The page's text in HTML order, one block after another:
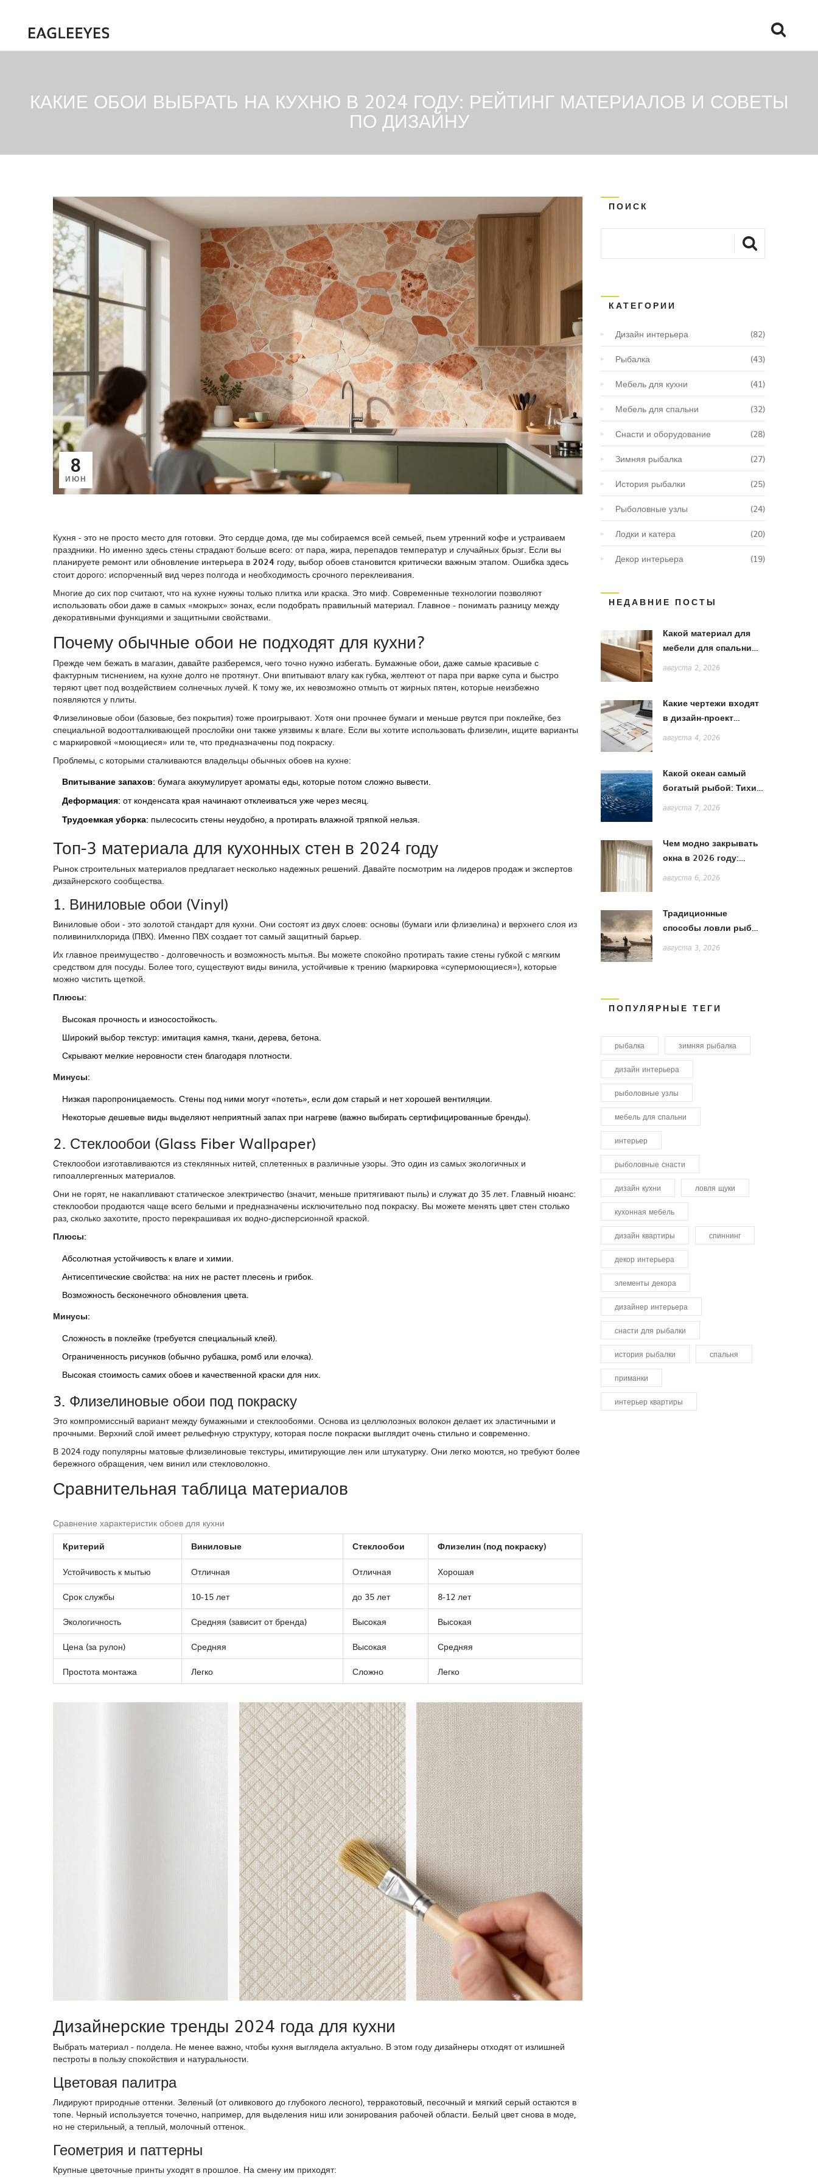
КАКИЕ ОБОИ ВЫБРАТЬ НА КУХНЮ В 2024 ГОДУ: РЕЙТИНГ МАТЕРИАЛОВ И СОВЕТЫ
ПО ДИЗАЙНУ
8
ИЮН
Кухня - это не просто место для готовки. Это сердце дома, где мы собираемся всей семьей, пьем утренний кофе и устраиваем
праздники. Но именно здесь стены страдают больше всего: от пара, жира, перепадов температур и случайных брызг. Если вы
планируете ремонт или обновление интерьера в 2024 году, выбор обоев становится критически важным этапом. Ошибка здесь
стоит дорого: испорченный вид через полгода и необходимость срочного переклеивания.
Многие до сих пор считают, что на кухне нужны только плитка или краска. Это миф. Современные технологии позволяют
использовать обои даже в самых «мокрых» зонах, если подобрать правильный материал. Главное - понимать разницу между
декоративными функциями и защитными свойствами.
Почему обычные обои не подходят для кухни?
Прежде чем бежать в магазин, давайте разберемся, чего точно нужно избегать. Бумажные обои, даже самые красивые с
фактурным тиснением, на кухне долго не протянут. Они впитывают влагу как губка, желтеют от пара при варке супа и быстро
теряют цвет под воздействием солнечных лучей. К тому же, их невозможно отмыть от жирных пятен, которые неизбежно
появляются у плиты.
Флизелиновые обои (базовые, без покрытия) тоже проигрывают. Хотя они прочнее бумаги и меньше рвутся при поклейке, без
специальной водоотталкивающей прослойки они также уязвимы к влаге. Если вы хотите использовать флизелин, ищите варианты
с маркировкой «моющиеся» или те, что предназначены под покраску.
Проблемы, с которыми сталкиваются владельцы обычных обоев на кухне:
Впитывание запахов: бумага аккумулирует ароматы еды, которые потом сложно вывести.
Деформация: от конденсата края начинают отклеиваться уже через месяц.
Трудоемкая уборка: пылесосить стены неудобно, а протирать влажной тряпкой нельзя.
Топ-3 материала для кухонных стен в 2024 году
Рынок строительных материалов предлагает несколько надежных решений. Давайте посмотрим на лидеров продаж и экспертов
дизайнерского сообщества.
1. Виниловые обои (Vinyl)
Виниловые обои - это золотой стандарт для кухни. Они состоят из двух слоев: основы (бумаги или флизелина) и верхнего слоя из
поливинилхлорида (ПВХ). Именно ПВХ создает тот самый защитный барьер.
Их главное преимущество - долговечность и возможность мытья. Вы можете спокойно протирать такие стены губкой с мягким
средством для посуды. Более того, существуют виды винила, устойчивые к трению (маркировка «супермоющиеся»), которые
можно чистить щеткой.
Плюсы:
Высокая прочность и износостойкость.
Широкий выбор текстур: имитация камня, ткани, дерева, бетона.
Скрывают мелкие неровности стен благодаря плотности.
Минусы:
Низкая паропроницаемость. Стены под ними могут «потеть», если дом старый и нет хорошей вентиляции.
Некоторые дешевые виды выделяют неприятный запах при нагреве (важно выбирать сертифицированные бренды).
2. Стеклообои (Glass Fiber Wallpaper)
Стеклообои изготавливаются из стеклянных нитей, сплетенных в различные узоры. Это один из самых экологичных и
гипоаллергенных материалов.
Они не горят, не накапливают статическое электричество (значит, меньше притягивают пыль) и служат до 35 лет. Главный нюанс:
стеклообои продаются чаще всего белыми и предназначены исключительно под покраску. Вы можете менять цвет стен столько
раз, сколько захотите, просто перекрашивая их водно-дисперсионной краской.
Плюсы:
Абсолютная устойчивость к влаге и химии.
Антисептические свойства: на них не растет плесень и грибок.
Возможность бесконечного обновления цвета.
Минусы:
Сложность в поклейке (требуется специальный клей).
Ограниченность рисунков (обычно рубашка, ромб или елочка).
Высокая стоимость самих обоев и качественной краски для них.
3. Флизелиновые обои под покраску
Это компромиссный вариант между бумажными и стеклообоями. Основа из целлюлозных волокон делает их эластичными и
прочными. Верхний слой имеет рельефную структуру, которая после покраски выглядит очень стильно и современно.
В 2024 году популярны матовые флизелиновые текстуры, имитирующие лен или штукатурку. Они легко моются, но требуют более
бережного обращения, чем винил или стекловолокно.
Сравнительная таблица материалов
Сравнение характеристик обоев для кухни
Критерий Виниловые Стеклообои Флизелин (под покраску)
Устойчивость к мытью Отличная Отличная Хорошая
Срок службы 10-15 лет до 35 лет 8-12 лет
Экологичность Средняя (зависит от бренда) Высокая Высокая
Цена (за рулон) Средняя Высокая Средняя
Простота монтажа Легко Сложно Легко
Дизайнерские тренды 2024 года для кухни
Выбрать материал - полдела. Не менее важно, чтобы кухня выглядела актуально. В этом году дизайнеры отходят от излишней
пестроты в пользу спокойствия и натуральности.
Цветовая палитра
Лидируют природные оттенки. Зеленый (от оливкового до глубокого лесного), терракотовый, песочный и мягкий серый остаются в
топе. Черный используется точечно, например, для выделения ниш или зонирования рабочей области. Белый цвет снова в моде,
но не стерильный, а теплый, молочный оттенок.
Геометрия и паттерны
Крупные цветочные принты уходят в прошлое. На смену им приходят:
ПОИСК
КАТЕГОРИИ
Дизайн интерьера (82)
Рыбалка (43)
Мебель для кухни (41)
Мебель для спальни (32)
Снасти и оборудование (28)
Зимняя рыбалка (27)
История рыбалки (25)
Рыболовные узлы (24)
Лодки и катера (20)
Декор интерьера (19)
НЕДАВНИЕ ПОСТЫ
Какой материал для
мебели для спальни
лучше: сравнение
августа 2, 2026
Какие чертежи входят
в дизайн-проект
квартиры: полный
августа 4, 2026
Какой океан самый
богатый рыбой: Тихий,
Атлантический или
августа 7, 2026
Чем модно закрывать
окна в 2026 году:
тренды штор, жалюзи
августа 6, 2026
Традиционные
способы ловли рыбы
в Японии: от жаберных
августа 3, 2026
ПОПУЛЯРНЫЕ ТЕГИ
рыбалка зимняя рыбалка
дизайн интерьера
рыболовные узлы
мебель для спальни
интерьер
рыболовные снасти
дизайн кухни ловля щуки
кухонная мебель
дизайн квартиры спиннинг
декор интерьера
элементы декора
дизайнер интерьера
снасти для рыбалки
история рыбалки спальня
приманки
интерьер квартиры